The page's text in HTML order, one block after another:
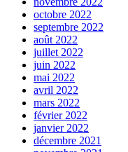
octobre 2022
septembre 2022
août 2022
juillet 2022
juin 2022
mai 2022
avril 2022
mars 2022
février 2022
janvier 2022
décembre 2021